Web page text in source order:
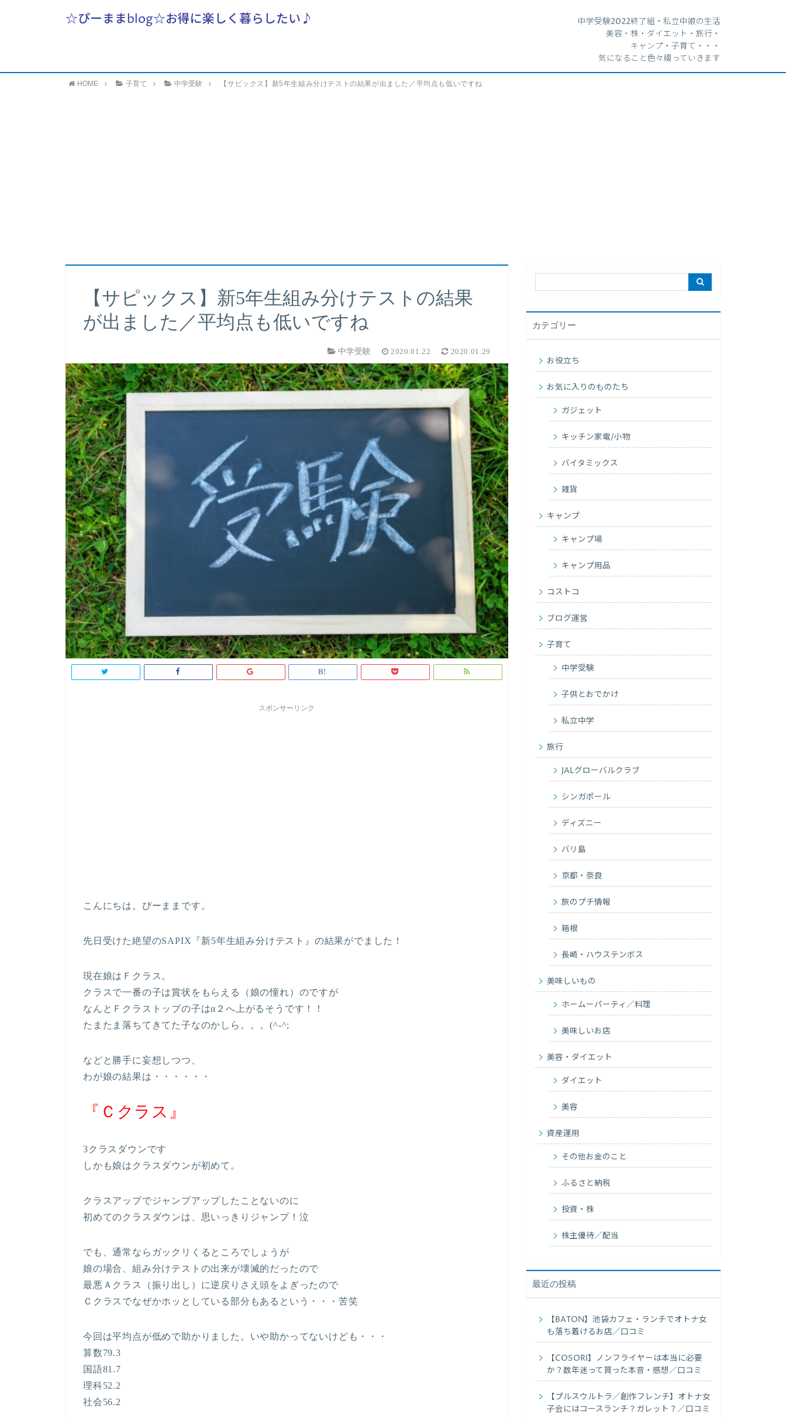
☆ぴーままblog☆お得に楽しく暮らしたい♪
中学受験2022終了組・私立中娘の生活
美容・株・ダイエット・旅行・
キャンプ・子育て・・・
気になること色々綴っていきます
HOME 子育て 中学受験 【サピックス】新5年生組み分けテストの結果が出ました／平均点も低いですね
【サピックス】新5年生組み分けテストの結果
が出ました／平均点も低いですね
中学受験 2020.01.22 2020.01.29
スポンサーリンク
こんにちは。ぴーままです。
先日受けた絶望のSAPIX『新5年生組み分けテスト』の結果がでました！
現在娘はＦクラス。
クラスで一番の子は賞状をもらえる（娘の憧れ）のですが
なんとＦクラストップの子はα２へ上がるそうです！！
たまたま落ちてきてた子なのかしら。。。(^-^;
などと勝手に妄想しつつ、
わが娘の結果は・・・・・・
『Ｃクラス』
3クラスダウンです
しかも娘はクラスダウンが初めて。
クラスアップでジャンプアップしたことないのに
初めてのクラスダウンは、思いっきりジャンプ！泣
でも、通常ならガックリくるところでしょうが
娘の場合、組み分けテストの出来が壊滅的だったので
最悪Ａクラス（振り出し）に逆戻りさえ頭をよぎったので
Ｃクラスでなぜかホッとしている部分もあるという・・・苦笑
今回は平均点が低めで助かりました。いや助かってないけども・・・
算数79.3
国語81.7
理科52.2
社会56.2
カテゴリー
お役立ち
お気に入りのものたち
ガジェット
キッチン家電/小物
バイタミックス
雑貨
キャンプ
キャンプ場
キャンプ用品
コストコ
ブログ運営
子育て
中学受験
子供とおでかけ
私立中学
旅行
JALグローバルクラブ
シンガポール
ディズニー
バリ島
京都・奈良
旅のプチ情報
箱根
長崎・ハウステンボス
美味しいもの
ホームーパーティ／料理
美味しいお店
美容・ダイエット
ダイエット
美容
資産運用
その他お金のこと
ふるさと納税
投資・株
株主優待／配当
最近の投稿
【BATON】池袋カフェ・ランチでオトナ女
も落ち着けるお店／口コミ
【COSORI】ノンフライヤーは本当に必要
か？数年迷って買った本音・感想／口コミ
【プルスウルトラ／創作フレンチ】オトナ女
子会にはコースランチ？ガレット？／口コミ